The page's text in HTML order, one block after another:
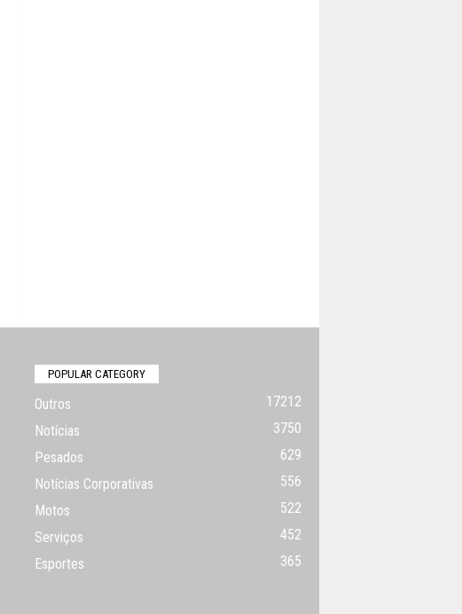
POPULAR CATEGORY
Outros
17212
Notícias
3750
Pesados
629
Notícias Corporativas
556
Motos
522
Serviços
452
Esportes
365